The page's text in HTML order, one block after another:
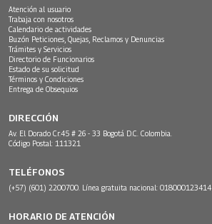
Atención al usuario
Trabaja con nosotros
Calendario de actividades
Buzón Peticiones, Quejas, Reclamos y Denuncias
Trámites y Servicios
Directorio de Funcionarios
Estado de su solicitud
Términos y Condiciones
Entrega de Obsequios
DIRECCIÓN
Av. El Dorado Cr.45 # 26 - 33 Bogotá D.C. Colombia.
Código Postal: 111321
TELÉFONOS
(+57) (601) 2200700. Línea gratuita nacional: 018000123414
HORARIO DE ATENCIÓN